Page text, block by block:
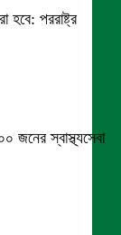
হবে: পররাষ্ট্র
জনের স্বাস্থ্যসেবা